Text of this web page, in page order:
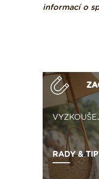
informací o
RADY &
Vytvořte si vizualizaci